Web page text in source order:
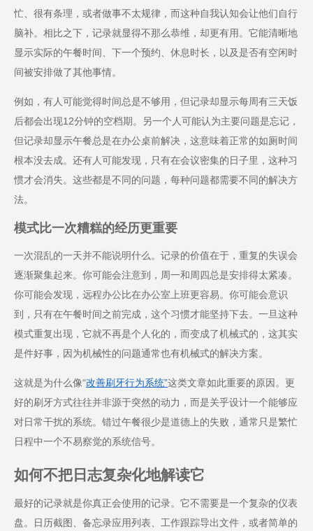
忙、很有条理，或者做事不太规律，而这种自我认知会让他们自行
脑补。相比之下，记录就显得不那么恭维，却更有用。它能清晰地
显示实际的午餐时间、下一个预约、休息时长，以及是否有空闲时
间被安排做了其他事情。
例如，有人可能觉得时间总是不够用，但记录却显示每周有三天饭
后都会出现12分钟的空档期。另一个人可能认为主要问题是忘记，
但记录却显示午餐总是在办公桌前解决，这意味着正常的如厕时间
根本没去成。还有人可能发现，只有在会议密集的日子里，这种习
惯才会消失。这些都是不同的问题，每种问题都需要不同的解决方
法。
模式比一次糟糕的经历更重要
一次混乱的一天并不能说明什么。记录的价值在于，重复的失误会
逐渐聚集起来。你可能会注意到，周一和周四总是安排得太紧凑。
你可能会发现，远程办公比在办公室上班更容易。你可能会意识
到，只有在午餐时间之前完成，这个习惯才能坚持下去。一旦这种
模式重复出现，它就不再是个人化的，而变成了机械式的，这其实
是件好事，因为机械性的问题通常也有机械式的解决方案。
这就是为什么像“改善刷牙行为系统”这类文章如此重要的原因。更
好的刷牙方式往往并非源于突然的动力，而是关乎设计一个能够应
对日常干扰的系统。错过午餐很少是道德上的失败，通常只是繁忙
日程中一个不易察觉的系统信号。
如何不把日志复杂化地解读它
最好的记录就是你真正会使用的记录。它不需要是一个复杂的仪表
盘。日历截图、备忘录应用列表、工作跟踪导出文件，或者简单的